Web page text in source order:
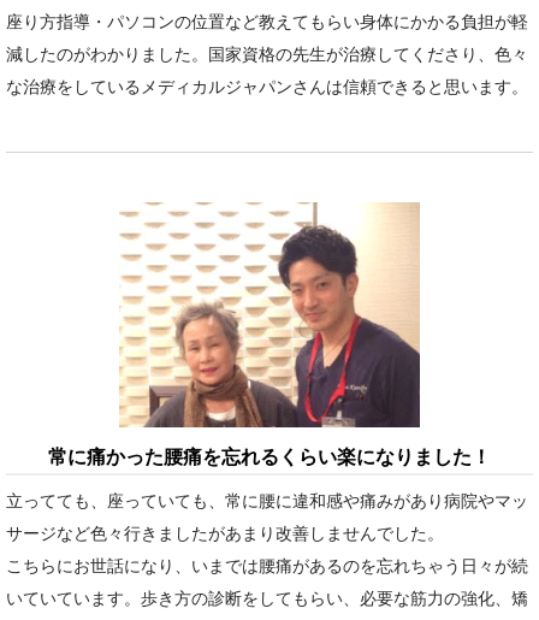
座り方指導・パソコンの位置など教えてもらい身体にかかる負担が軽
減したのがわかりました。国家資格の先生が治療してくださり、色々
な治療をしているメディカルジャパンさんは信頼できると思います。
常に痛かった腰痛を忘れるくらい楽になりました！
立ってても、座っていても、常に腰に違和感や痛みがあり病院やマッ
サージなど色々行きましたがあまり改善しませんでした。
こちらにお世話になり、いまでは腰痛があるのを忘れちゃう日々が続
いていています。歩き方の診断をしてもらい、必要な筋力の強化、矯